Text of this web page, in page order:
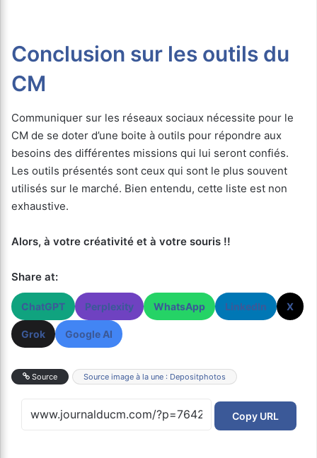
Conclusion sur les outils du
CM
Communiquer sur les réseaux sociaux nécessite pour le
CM de se doter d’une boite à outils pour répondre aux
besoins des différentes missions qui lui seront confiés.
Les outils présentés sont ceux qui sont le plus souvent
utilisés sur le marché. Bien entendu, cette liste est non
exhaustive.
Alors, à votre créativité et à votre souris !!
Share at:
ChatGPT Perplexity WhatsApp LinkedIn X
Grok Google AI
Source Source image à la une : Depositphotos
Copy URL